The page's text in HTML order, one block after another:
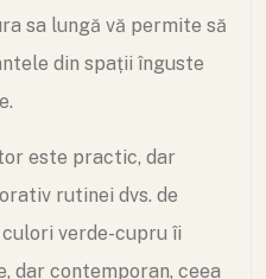
sa lungă vă permite să
din spații înguste
este practic, dar
rutinei dvs. de
verde-cupru îi
dar contemporan, ceea